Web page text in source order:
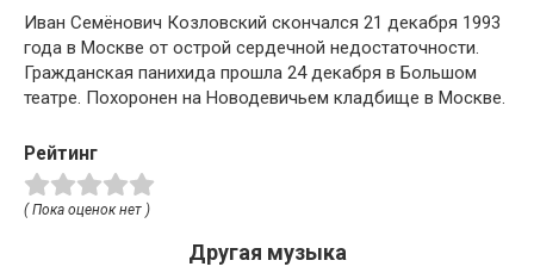
Иван Семёнович Козловский скончался 21 декабря 1993
года в Москве от острой сердечной недостаточности.
Гражданская панихида прошла 24 декабря в Большом
театре. Похоронен на Новодевичьем кладбище в Москве.
Рейтинг
( Пока оценок нет )
Другая музыка